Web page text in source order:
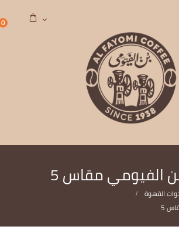
0
الفيومي مقاس 5
القهوة
5